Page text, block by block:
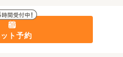
ト予約